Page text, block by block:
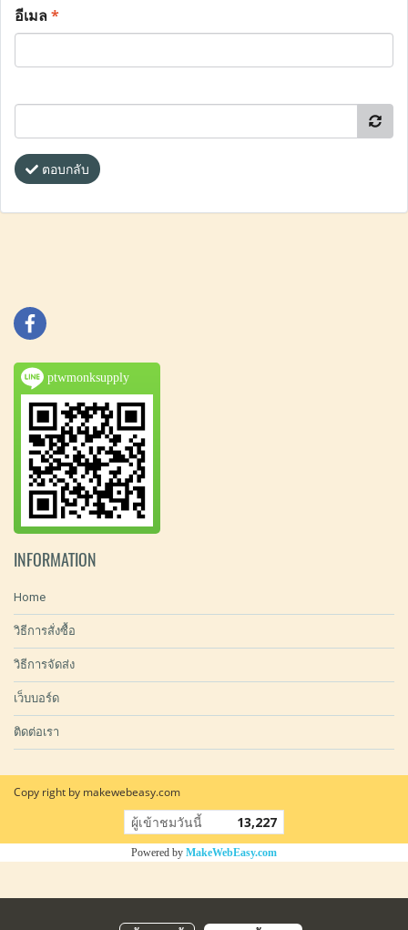
อีเมล*
ตอบกลับ
ptwmonksupply
INFORMATION
Home
วิธีการสั่งซื้อ
วิธีการจัดส่ง
เว็บบอร์ด
ติดต่อเรา
Copy right by makewebeasy.com
ผู้เข้าชมวันนี้ 13,227
Powered by MakeWebEasy.com